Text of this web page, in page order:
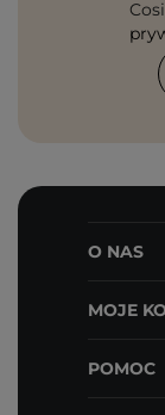
O NAS
MOJE
POMOC